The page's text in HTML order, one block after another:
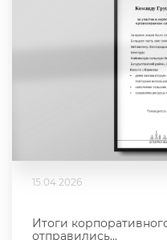
15.04.2026
Итоги
отправились...